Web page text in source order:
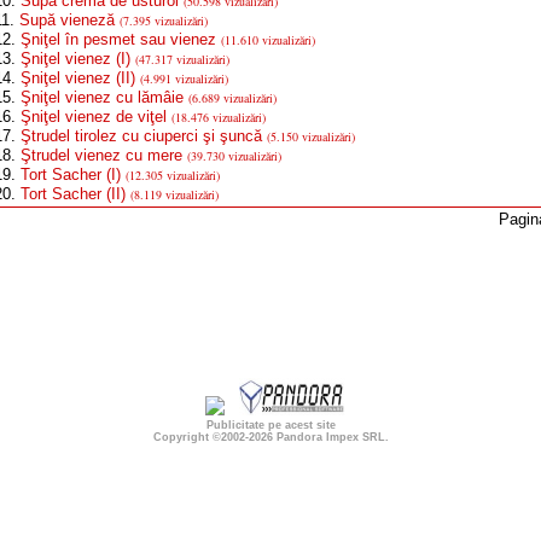
Supă vieneză (7.395 vizualizări)
Şniţel în pesmet sau vienez (11.610 vizualizări)
Şniţel vienez (I) (47.317 vizualizări)
Şniţel vienez (II) (4.991 vizualizări)
Şniţel vienez cu lămâie (6.689 vizualizări)
Şniţel vienez de viţel (18.476 vizualizări)
Ştrudel tirolez cu ciuperci şi şuncă (5.150 vizualizări)
Ştrudel vienez cu mere (39.730 vizualizări)
Tort Sacher (I) (12.305 vizualizări)
Tort Sacher (II) (8.119 vizualizări)
Publicitate pe acest site
Copyright ©2002-2026 Pandora Impex SRL.